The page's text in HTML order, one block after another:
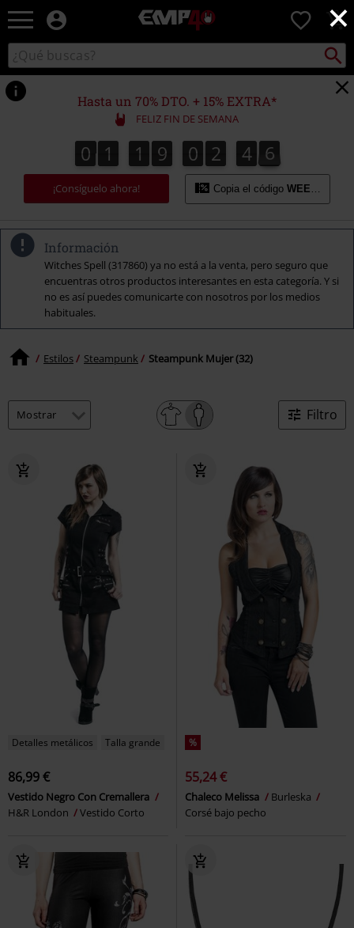
×
EMP
Música,
TV
&
Gaming
Merch
Ropa
Alternativa
0
Buscar
en
el
catálogo
Buscar
Hasta un 70% DTO. + 15% EXTRA*
FELIZ FIN DE SEMANA
0
0 1
1 1
1 9
9 0
0 2
2 4
4
4
4 4
5
4
6
5
¡Consíguelo ahora! Copia el código WEEKEND
Información
Witches Spell (317860) ya no está a la venta, pero seguro que
encuentras otros productos interesantes en esta categoría. Y si
no es así puedes comunicarte con nosotros por los medios
habituales.
Estilos Steampunk Steampunk Mujer (32)
Filtro
Detalles metálicos Talla grande
86,99 €
Vestido Negro Con Cremallera
H&R London
Vestido Corto
%
55,24 €
Chaleco Melissa
Burleska
Corsé bajo pecho